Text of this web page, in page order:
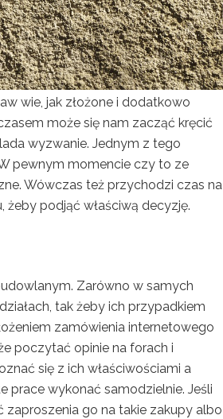
wie, jak złożone i dodatkowo
może się nam zacząć kręcić
wyzwanie. Jednym z tego
pewnym momencie czy to ze
Wówczas też przychodzi czas na
podjąć właściwą decyzję.
Zarówno w samych
tak żeby ich przypadkiem
zamówienia internetowego
poczytać opinie na forach i
się z ich właściwościami a
prace wykonać samodzielnie. Jeśli
go na takie zakupy albo